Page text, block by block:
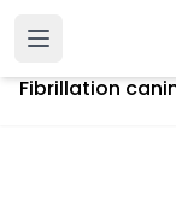
Accueil
Fibrillation